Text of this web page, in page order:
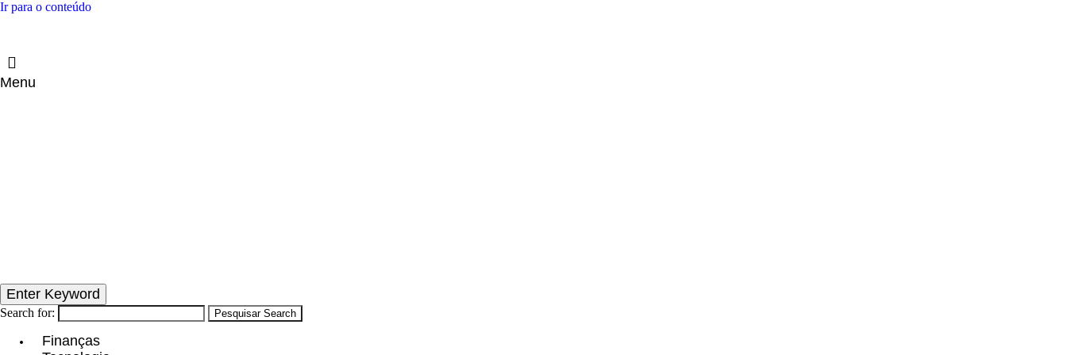
Ir para o conteúdo
Menu
Enter Keyword
Search for: Pesquisar Search
Finanças